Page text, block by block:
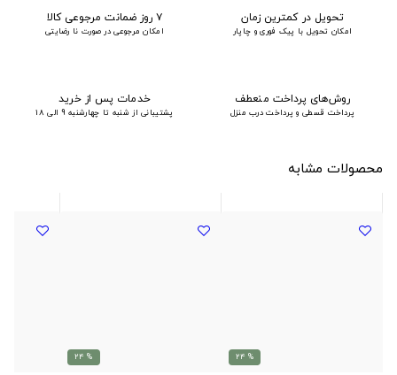
تحویل در کمترین زمان
امکان تحویل با پیک فوری و چاپار
۷ روز ضمانت مرجوعی کالا
امکان مرجوعی در صورت نا رضایتی
روش‌های پرداخت منعطف
پرداخت قسطی و پرداخت درب منزل
خدمات پس از خرید
پشتیبانی از شنبه تا چهارشنبه 9 الی 18
محصولات مشابه
% 24
% 24